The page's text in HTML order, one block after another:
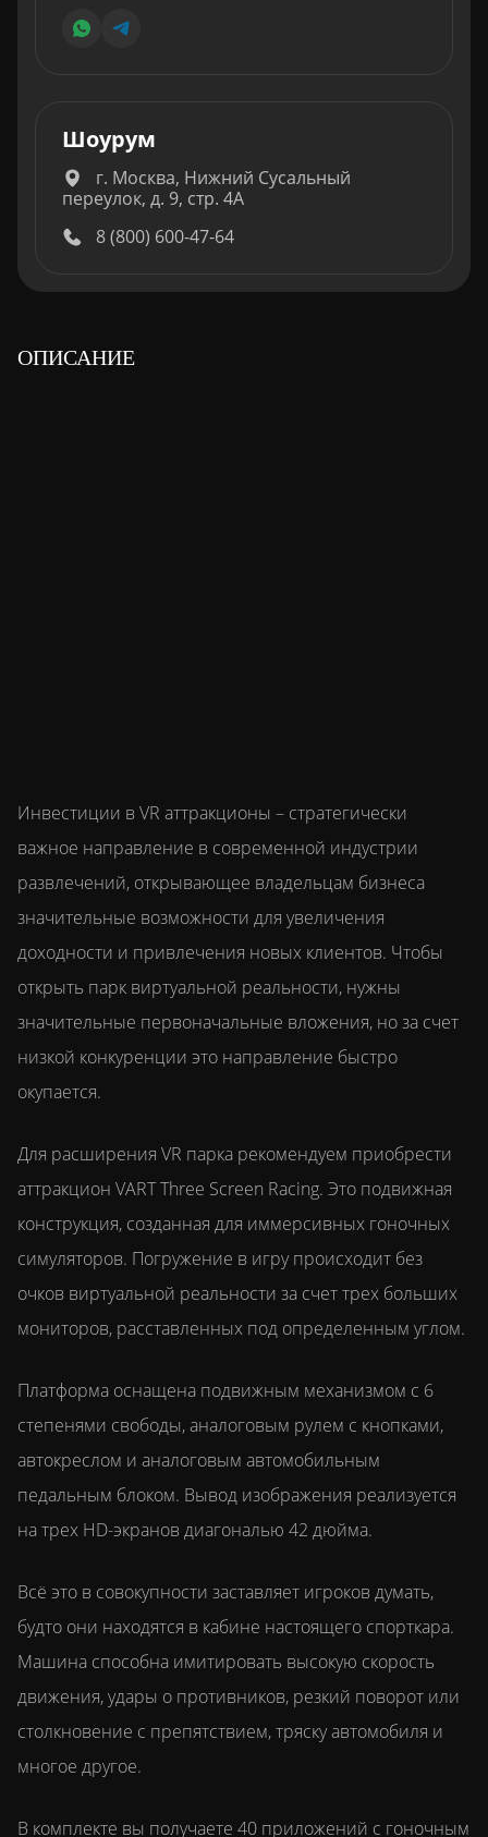
Шоурум
г. Москва, Нижний Сусальный
переулок, д. 9, стр. 4А
8 (800) 600-47-64
ОПИСАНИЕ
Инвестиции в VR аттракционы – стратегически
важное направление в современной индустрии
развлечений, открывающее владельцам бизнеса
значительные возможности для увеличения
доходности и привлечения новых клиентов. Чтобы
открыть парк виртуальной реальности, нужны
значительные первоначальные вложения, но за счет
низкой конкуренции это направление быстро
окупается.
Для расширения VR парка рекомендуем приобрести
аттракцион VART Three Screen Racing. Это подвижная
конструкция, созданная для иммерсивных гоночных
симуляторов. Погружение в игру происходит без
очков виртуальной реальности за счет трех больших
мониторов, расставленных под определенным углом.
Платформа оснащена подвижным механизмом с 6
степенями свободы, аналоговым рулем с кнопками,
автокреслом и аналоговым автомобильным
педальным блоком. Вывод изображения реализуется
на трех HD-экранов диагональю 42 дюйма.
Всё это в совокупности заставляет игроков думать,
будто они находятся в кабине настоящего спорткара.
Машина способна имитировать высокую скорость
движения, удары о противников, резкий поворот или
столкновение с препятствием, тряску автомобиля и
многое другое.
В комплекте вы получаете 40 приложений с гоночным